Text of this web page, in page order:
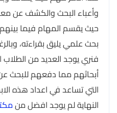
وأعباء البحث والكشف عن
حيث يقسم المهام فيما
بحث علمي يليق بقراءته،
فنري يوجد العديد من الطلاب
أبحاثهم مما دفعهم للبحث
التي تساعد في اعداد هذه
النهاية لم يوجد افضل من